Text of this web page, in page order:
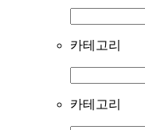
카테고리
카테고리